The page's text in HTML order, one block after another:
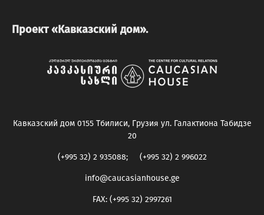
Проект «Кавказский дом».
Кавказский дом 0155 Тбилиси, Грузия ул. Галактиона Табидзе
20
(+995 32) 2 935088; (+995 32) 2 996022
info@caucasianhouse.ge
FAX: (+995 32) 2997261